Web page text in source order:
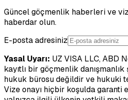
Güncel göçmenlik haberleri ve
haberdar olun.
E-posta adresiniz
Yasal Uyarı: UZ VISA LLC, ABD
kayıtlı bir göçmenlik
hukuk bürosu değildir ve hukuki
Vize onayı hiçbir koşulda garanti